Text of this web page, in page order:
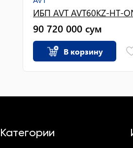
ИБП AVT AVT60KZ-HT-
90 720 000 сум
В корзину
Категории